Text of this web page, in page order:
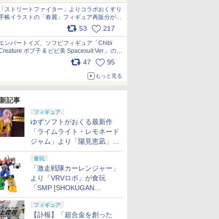
ストリートファイター」よりコラボおくすり
帳イラストの「春麗」フィギュア再販分が本
日出荷開始 pic.x.com/toUc1MHr41
53 217
ンバートイズ、ソフビフィギュア「Chibi
ポプ子 & ピピ美 Spacesuit Ver.」の発
売中止を発表 pic.x.com/Ri45iFeYjn
47 95
もっと見る
記事
フィギュア
ゆずソフトがおくる最新作
「ライムライト・レモネード
ジャム」より「陽見恵凪」が
1/3.5スケールフィギュアで
登場！
食玩
「激走戦隊カーレンジャー」
より「VRVロボ」が食玩
「SMP [SHOKUGAN
MODELING PROJECT]」に
登場！
フィギュア
【訃報】「超合金を創った